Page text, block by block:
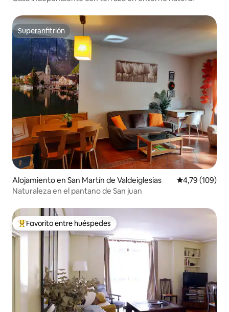
Superanfitrión
Superanfitrión
Alojamiento en San Martín de Valdeiglesias Calificación
4,79 (109)
Naturaleza en el pantano de San juan
Favorito entre los huéspedes más destacados
Favorito entre huéspedes